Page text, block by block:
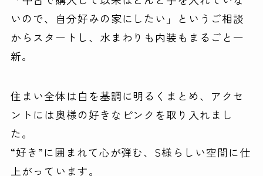
いので、自分好みの家にしたい」というご相談
からスタートし、水まわりも内装もまるごと一
新。
住まい全体は白を基調に明るくまとめ、アクセ
ントには奥様の好きなピンクを取り入れまし
た。
“好き”に囲まれて心が弾む、S様らしい空間に仕
上がっています。